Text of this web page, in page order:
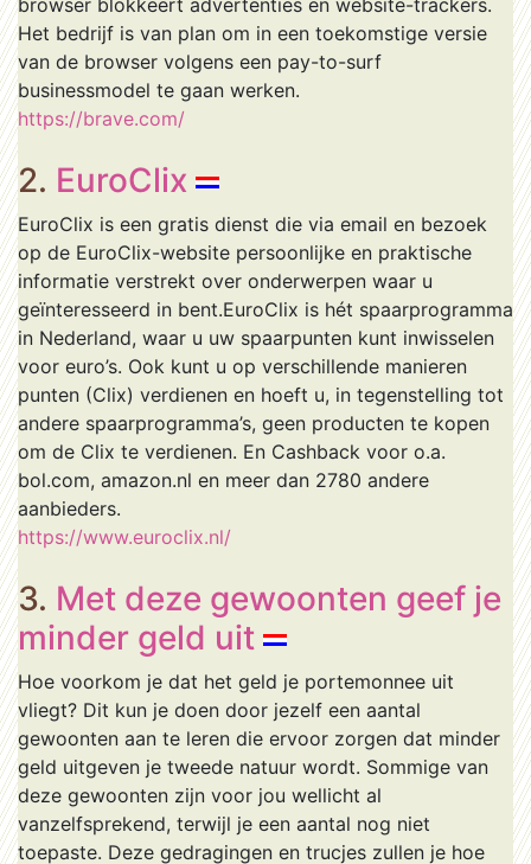
browser blokkeert advertenties en website-trackers.
Het bedrijf is van plan om in een toekomstige versie
van de browser volgens een pay-to-surf
businessmodel te gaan werken.
https://brave.com/
2. EuroClix
EuroClix is een gratis dienst die via email en bezoek
op de EuroClix-website persoonlijke en praktische
informatie verstrekt over onderwerpen waar u
geïnteresseerd in bent.EuroClix is hét spaarprogramma
in Nederland, waar u uw spaarpunten kunt inwisselen
voor euro’s. Ook kunt u op verschillende manieren
punten (Clix) verdienen en hoeft u, in tegenstelling tot
andere spaarprogramma’s, geen producten te kopen
om de Clix te verdienen. En Cashback voor o.a.
bol.com, amazon.nl en meer dan 2780 andere
aanbieders.
https://www.euroclix.nl/
3. Met deze gewoonten geef je
minder geld uit
Hoe voorkom je dat het geld je portemonnee uit
vliegt? Dit kun je doen door jezelf een aantal
gewoonten aan te leren die ervoor zorgen dat minder
geld uitgeven je tweede natuur wordt. Sommige van
deze gewoonten zijn voor jou wellicht al
vanzelfsprekend, terwijl je een aantal nog niet
toepaste. Deze gedragingen en trucjes zullen je hoe